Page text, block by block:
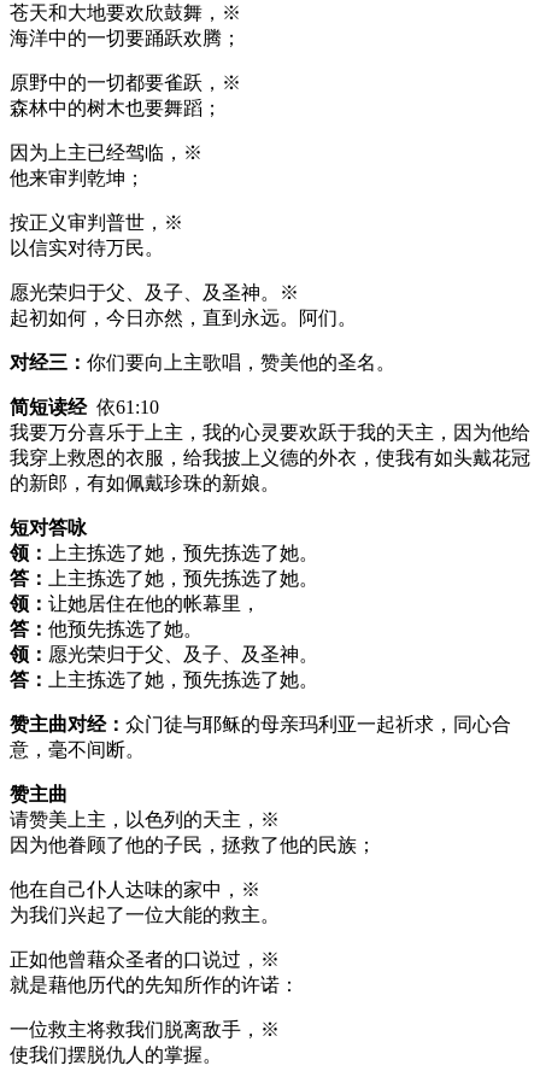
苍天和大地要欢欣鼓舞，※
海洋中的一切要踊跃欢腾；
原野中的一切都要雀跃，※
森林中的树木也要舞蹈；
因为上主已经驾临，※
他来审判乾坤；
按正义审判普世，※
以信实对待万民。
愿光荣归于父、及子、及圣神。※
起初如何，今日亦然，直到永远。阿们。
对经三： 你们要向上主歌唱，赞美他的圣名。
简短读经依61:10
我要万分喜乐于上主，我的心灵要欢跃于我的天主，因为他给
我穿上救恩的衣服，给我披上义德的外衣，使我有如头戴花冠
的新郎，有如佩戴珍珠的新娘。
短对答咏
领：
上主拣选了她，预先拣选了她。
答：
上主拣选了她，预先拣选了她。
领： 让她居住在他的帐幕里，
答： 他预先拣选了她。
领： 愿光荣归于父、及子、及圣神。
答：
上主拣选了她，预先拣选了她。
赞主曲对经： 众门徒与耶稣的母亲玛利亚一起祈求，同心合
意，毫不间断。
赞主曲
请赞美上主，以色列的天主，※
因为他眷顾了他的子民，拯救了他的民族；
他在自己仆人达味的家中，※
为我们兴起了一位大能的救主。
正如他曾藉众圣者的口说过，※
就是藉他历代的先知所作的许诺：
一位救主将救我们脱离敌手，※
使我们摆脱仇人的掌握。